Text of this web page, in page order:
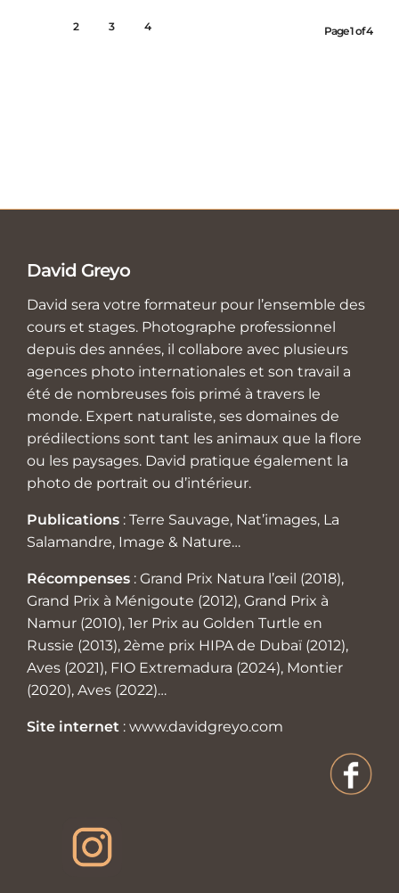
2 3 4 Page 1 of 4
David Greyo
David sera votre formateur pour l’ensemble des
cours et stages. Photographe professionnel
depuis des années, il collabore avec plusieurs
agences photo internationales et son travail a
été de nombreuses fois primé à travers le
monde. Expert naturaliste, ses domaines de
prédilections sont tant les animaux que la flore
ou les paysages. David pratique également la
photo de portrait ou d’intérieur.
Publications : Terre Sauvage, Nat’images, La
Salamandre, Image & Nature…
Récompenses : Grand Prix Natura l’œil (2018),
Grand Prix à Ménigoute (2012), Grand Prix à
Namur (2010), 1er Prix au Golden Turtle en
Russie (2013), 2ème prix HIPA de Dubaï (2012),
Aves (2021), FIO Extremadura (2024), Montier
(2020), Aves (2022)…
Site internet : www.davidgreyo.com